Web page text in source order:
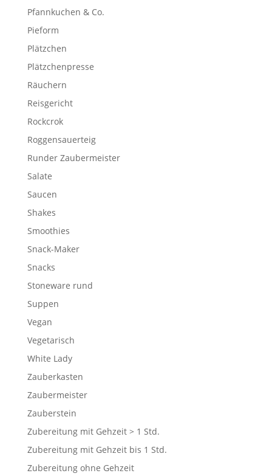
Pfannkuchen & Co.
Pieform
Plätzchen
Plätzchenpresse
Räuchern
Reisgericht
Rockcrok
Roggensauerteig
Runder Zaubermeister
Salate
Saucen
Shakes
Smoothies
Snack-Maker
Snacks
Stoneware rund
Suppen
Vegan
Vegetarisch
White Lady
Zauberkasten
Zaubermeister
Zauberstein
Zubereitung mit Gehzeit > 1 Std.
Zubereitung mit Gehzeit bis 1 Std.
Zubereitung ohne Gehzeit